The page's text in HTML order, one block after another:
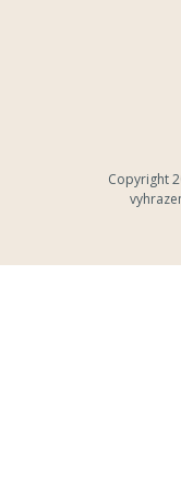
Copyright